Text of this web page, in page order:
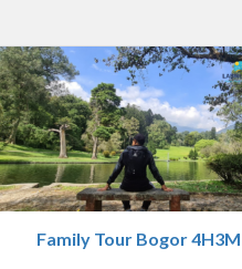
Family Tour Bogor 4H3M